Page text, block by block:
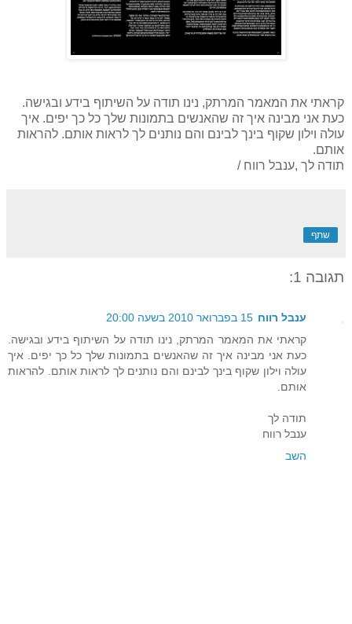
קראתי את המאמר המרתק, נינו תודה על השיתוף בידע ובגישה.
כעת אני מבינה איך זה שהאנשים בתמונות שלך כל כך יפים. איך
עולה וילון שקוף בינך לבינם והם נותנים לך לראות אותם. להראות
אותם.
תודה לך ,ענבל רווח /
שתף
תגובה 1:
ענבל רווח 15 בפברואר 2010 בשעה 20:00
קראתי את המאמר המרתק, נינו תודה על השיתוף בידע ובגישה.
כעת אני מבינה איך זה שהאנשים בתמונות שלך כל כך יפים. איך
עולה וילון שקוף בינך לבינם והם נותנים לך לראות אותם. להראות
אותם.
תודה לך
ענבל רווח
השב